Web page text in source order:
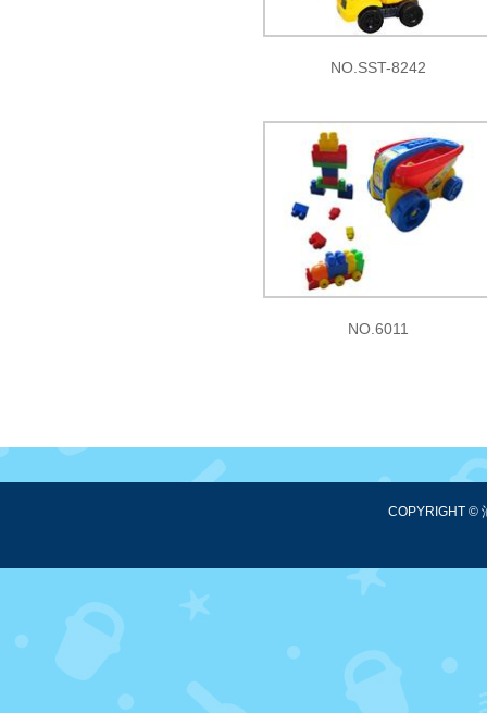
NO.SST-8242
NO.6011
COPYRIGHT ©